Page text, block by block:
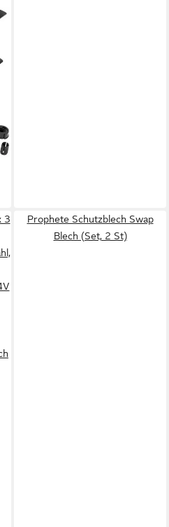
3
Prophete Schutzblech Swap
Blech (Set, 2 St)